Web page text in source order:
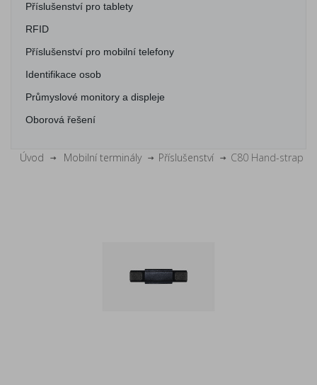
Příslušenství pro tablety
RFID
Příslušenství pro mobilní telefony
Identifikace osob
Průmyslové monitory a displeje
Oborová řešení
Úvod Mobilní terminály Příslušenství C80 Hand-strap